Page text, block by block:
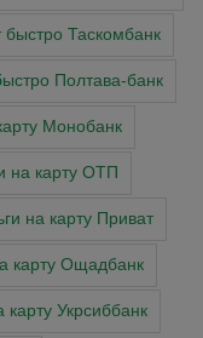
быстро Таскомбанк
Полтава-банк
Монобанк
на карту ОТП
на карту Приват
карту Ощадбанк
карту Укрсиббанк